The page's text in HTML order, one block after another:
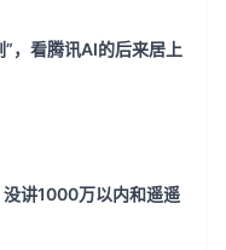
，看腾讯AI的后来居上
讲1000万以内和遥遥